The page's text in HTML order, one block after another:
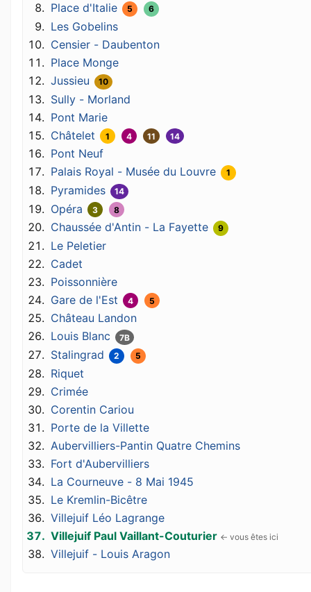
Place d'Italie
5 6
Les Gobelins
Censier - Daubenton
Place Monge
Jussieu
10
Sully - Morland
Pont Marie
Châtelet
1 4 11 14
Pont Neuf
Palais Royal - Musée du Louvre
1
Pyramides 14
Opéra 3 8
Chaussée d'Antin - La Fayette 9
Le Peletier
Cadet
Poissonnière
Gare de l'Est
4 5
Château Landon
Louis Blanc
7B
Stalingrad 2 5
Riquet
Crimée
Corentin Cariou
Porte de la Villette
Aubervilliers-Pantin Quatre Chemins
Fort d'Aubervilliers
La Courneuve - 8 Mai 1945
Le Kremlin-Bicêtre
Villejuif Léo Lagrange
Villejuif Paul Vaillant-Couturier
Villejuif - Louis Aragon